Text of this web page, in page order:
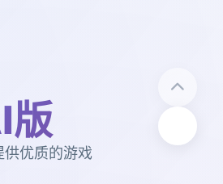
版
优质的游戏